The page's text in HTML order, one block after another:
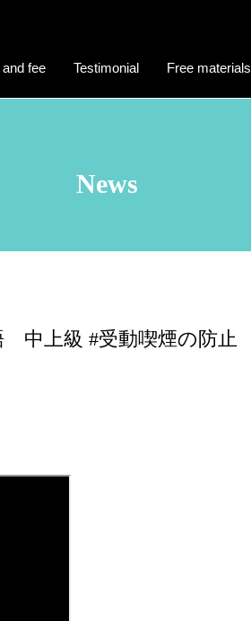
fee Testimonial Free materials
News
中上級 #受動喫煙の防止